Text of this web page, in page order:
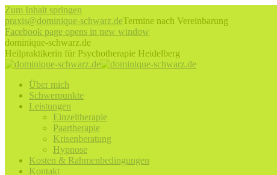
Zum Inhalt springen
praxis@dominique-schwarz.deTermine nach Vereinbarung
Facebook page opens in new window
dominique-schwarz.de
Heilpraktikerin für Psychotherapie Heidelberg
Über mich
Schwerpunkte
Leistungen
Einzeltherapie
Paartherapie
Krisenberatung
Hypnose
Kosten & Rahmenbedingungen
Kontakt